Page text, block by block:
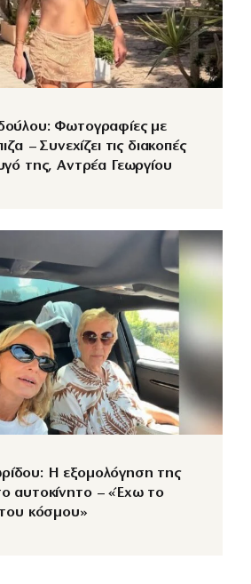
Φωτογραφίες με
– Συνεχίζει τις διακοπές
της, Αντρέα Γεωργίου
Η εξομολόγηση της
αυτοκίνητο – «Έχω το
του κόσμου»